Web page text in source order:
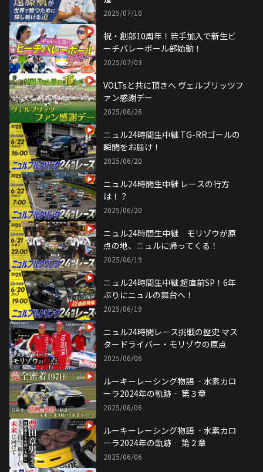
2025/07/10
祝・創部10周年！若手加入で新生ビ
ーチバレーボール部始動！
2025/07/03
VOLTsと共に頂きへ ヴェルブリッツフ
ァン感謝デー
2025/06/26
ニュル24時間生中継 TG-RRゴールの
瞬間をお届け！
2025/06/20
ニュル24時間生中継 レースの行方
は！？
2025/06/20
ニュル24時間生中継 モリゾウが原
点の地、ニュルに帰ってくる！
2025/06/19
ニュル24時間生中継 超直前SP！6年
ぶりにニュルの舞台へ！
2025/06/19
ニュル24時間レース挑戦の歴史 マス
タードライバー・モリゾウの原点
2025/06/06
ルーキーレーシング物語 ‐水素カロ
ーラ2024年の軌跡‐ 第３章
2025/06/06
ルーキーレーシング物語 ‐水素カロ
ーラ2024年の軌跡‐ 第２章
2025/06/06